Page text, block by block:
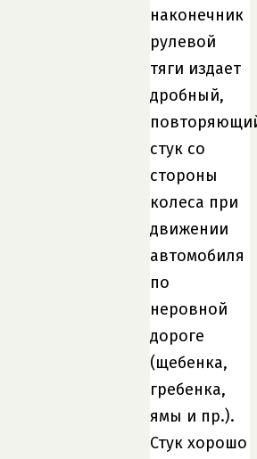
наконечник
рулевой
тяги издает
дробный,
стук со
стороны
колеса при
движении
автомобиля
по
неровной
дороге
(щебенка,
гребенка,
ямы и пр.).
Стук хорошо